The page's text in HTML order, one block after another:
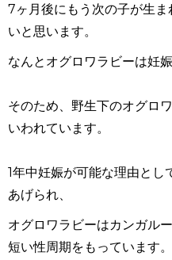
7ヶ月後にもう次の子が生
いと思います。
なんとオグロワラビーは妊
そのため、野生下のオグロ
いわれています。
1年中妊娠が可能な理由と
あげられ、
オグロワラビーはカンガル
短い性周期をもっています。